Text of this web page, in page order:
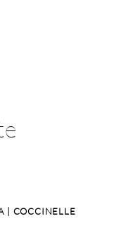
| COCCINELLE